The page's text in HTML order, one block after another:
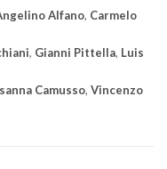
Alfano, Carmelo
, Gianni Pittella, Luis
Camusso, Vincenzo